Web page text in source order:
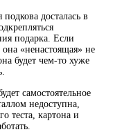
досталась в
подарка. Если
она «ненастоящая» не
будет чем-то хуже
самостоятельное
недоступна,
теста, картона и